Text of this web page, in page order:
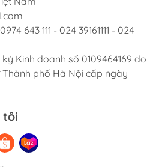
643 111 - 024 39161111 - 024
Kinh doanh số 0109464169 do
phố Hà Nội cấp ngày
tôi